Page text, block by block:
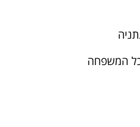
המשפחה